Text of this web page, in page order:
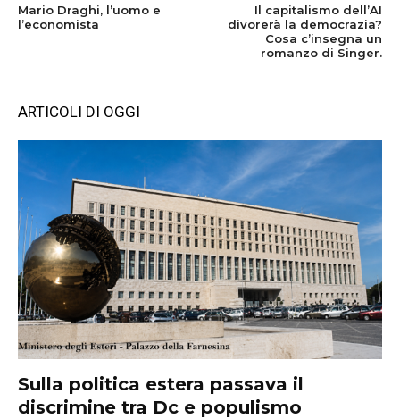
Mario Draghi, l’uomo e
l’economista
Il capitalismo dell’AI
divorerà la democrazia?
Cosa c’insegna un
romanzo di Singer.
ARTICOLI DI OGGI
Sulla politica estera passava il
discrimine tra Dc e populismo